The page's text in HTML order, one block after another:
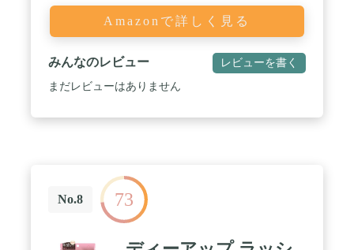
Amazonで詳しく見る
みんなのレビュー レビューを書く
まだレビューはありません
No.8 73